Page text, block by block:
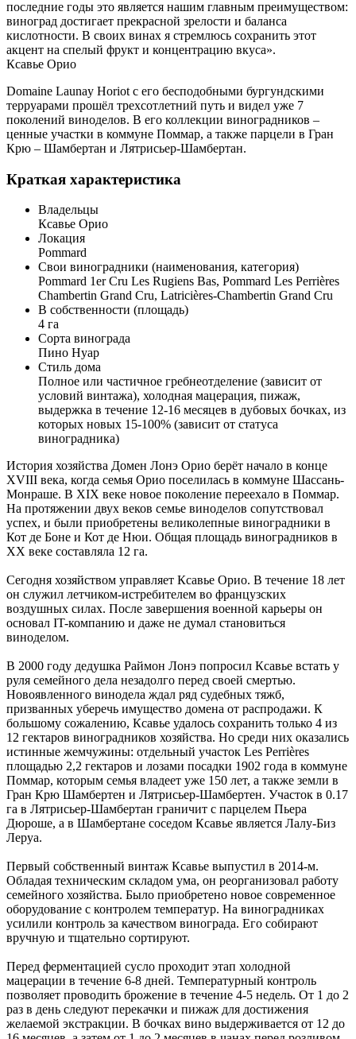
последние годы это является нашим главным преимуществом:
виноград достигает прекрасной зрелости и баланса
кислотности. В своих винах я стремлюсь сохранить этот
акцент на спелый фрукт и концентрацию вкуса».
Ксавье Орио
Domaine Launay Horiot с его бесподобными бургундскими
терруарами прошёл трехсотлетний путь и видел уже 7
поколений виноделов. В его коллекции виноградников –
ценные участки в коммуне Поммар, а также парцели в Гран
Крю – Шамбертан и Лятрисьер-Шамбертан.
Краткая характеристика
Владельцы
Ксавье Орио
Локация
Pommard
Свои виноградники (наименования, категория)
Pommard 1er Cru Les Rugiens Bas, Pommard Les Perrières
Chambertin Grand Cru, Latricières-Chambertin Grand Cru
В собственности (площадь)
4 га
Сорта винограда
Пино Нуар
Стиль дома
Полное или частичное гребнеотделение (зависит от
условий винтажа), холодная мацерация, пижаж,
выдержка в течение 12-16 месяцев в дубовых бочках, из
которых новых 15-100% (зависит от статуса
виноградника)
История хозяйства Домен Лонэ Орио берёт начало в конце
XVIII века, когда семья Орио поселилась в коммуне Шассань-
Монраше. В XIX веке новое поколение переехало в Поммар.
На протяжении двух веков семье виноделов сопутствовал
успех, и были приобретены великолепные виноградники в
Кот де Боне и Кот де Нюи. Общая площадь виноградников в
ХХ веке составляла 12 га.
Сегодня хозяйством управляет Ксавье Орио. В течение 18 лет
он служил летчиком-истребителем во французских
воздушных силах. После завершения военной карьеры он
основал IT-компанию и даже не думал становиться
виноделом.
В 2000 году дедушка Раймон Лонэ попросил Ксавье встать у
руля семейного дела незадолго перед своей смертью.
Новоявленного винодела ждал ряд судебных тяжб,
призванных уберечь имущество домена от распродажи. К
большому сожалению, Ксавье удалось сохранить только 4 из
12 гектаров виноградников хозяйства. Но среди них оказались
истинные жемчужины: отдельный участок Les Perrières
площадью 2,2 гектаров и лозами посадки 1902 года в коммуне
Поммар, которым семья владеет уже 150 лет, а также земли в
Гран Крю Шамбертен и Лятрисьер-Шамбертен. Участок в 0.17
га в Лятрисьер-Шамбертан граничит с парцелем Пьера
Дюроше, а в Шамбертане соседом Ксавье является Лалу-Биз
Леруа.
Первый собственный винтаж Ксавье выпустил в 2014-м.
Обладая техническим складом ума, он реорганизовал работу
семейного хозяйства. Было приобретено новое современное
оборудование с контролем температур. На виноградниках
усилили контроль за качеством винограда. Его собирают
вручную и тщательно сортируют.
Перед ферментацией сусло проходит этап холодной
мацерации в течение 6-8 дней. Температурный контроль
позволяет проводить брожение в течение 4-5 недель. От 1 до 2
раз в день следуют перекачки и пижаж для достижения
желаемой экстракции. В бочках вино выдерживается от 12 до